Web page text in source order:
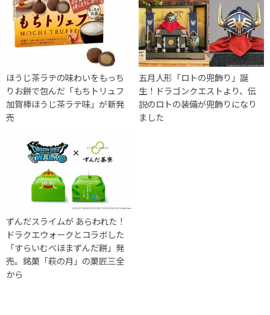
ほうじ茶ラテの味わいをもっち
りお餅で包んだ「もちトリュフ
加賀棒ほうじ茶ラテ味」が新発
売
五月人形「ロトの兜飾り」誕
生！ドラゴンクエストより、伝
説のロトの装備が兜飾りになり
ました
ずんだスライムが あらわれた！
ドラクエウォークとコラボした
「すらいむべほまずんだ餅」発
売。銘菓「萩の月」の菓匠三全
から